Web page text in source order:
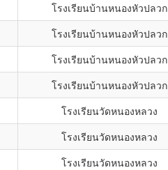
โรงเรียนบ้านหนองหัวปลวก
โรงเรียนบ้านหนองหัวปลวก
โรงเรียนบ้านหนองหัวปลวก
โรงเรียนบ้านหนองหัวปลวก
โรงเรียนวัดหนองหลวง
โรงเรียนวัดหนองหลวง
โรงเรียนวัดหนองหลวง